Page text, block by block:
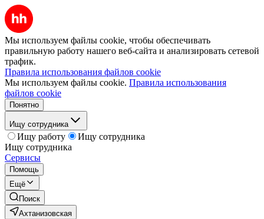
Мы используем файлы cookie, чтобы обеспечивать
правильную работу нашего веб-сайта и анализировать сетевой
трафик.
Правила использования файлов cookie
Мы используем файлы cookie. Правила использования
файлов cookie
Понятно
Ищу сотрудника
Ищу работу
Ищу сотрудника
Ищу сотрудника
Сервисы
Помощь
Ещё
Поиск
Ахтанизовская